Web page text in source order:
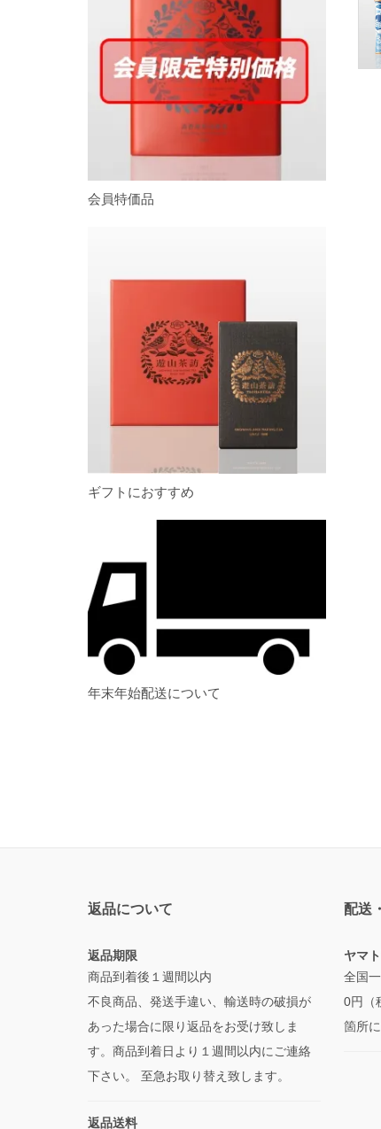
会員特価品
ギフトにおすすめ
年末年始配送について
返品について
返品期限
商品到着後１週間以内
不良商品、発送手違い、輸送時の破損が
あった場合に限り返品をお受け致しま
す。商品到着日より１週間以内にご連絡
下さい。 至急お取り替え致します。
返品送料
配送
ヤマ
全国
0円（
箇所